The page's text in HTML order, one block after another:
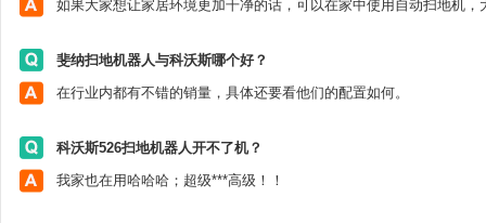
斐纳扫地机器人与科沃斯哪个好？
在行业内都有不错的销量，具体还要看他们的配置如何。
科沃斯526扫地机器人开不了机？
我家也在用哈哈哈；超级***高级！！